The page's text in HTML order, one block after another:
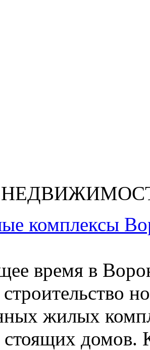
комплексы
время в
жилых
стоящих домов.